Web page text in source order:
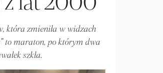
która zmieniła w widzach
to maraton, po którym dwa
szkła.